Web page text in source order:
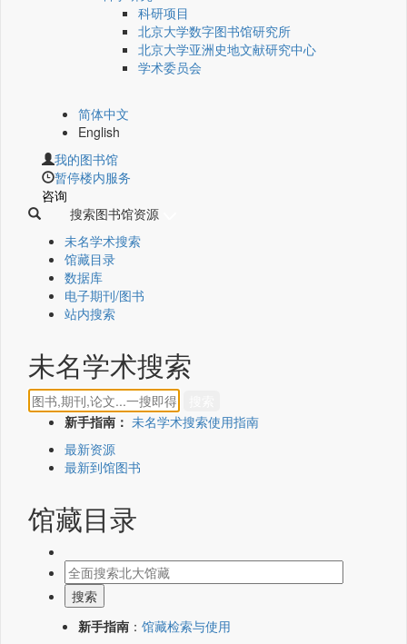
科研项目
北京大学数字图书馆研究所
北京大学亚洲史地文献研究中心
学术委员会
简体中文
English
我的图书馆
暂停楼内服务
咨询
搜索图书馆资源
未名学术搜索
馆藏目录
数据库
电子期刊/图书
站内搜索
未名学术搜索
新手指南： 未名学术搜索使用指南
最新资源
最新到馆图书
馆藏目录
新手指南 ： 馆藏检索与使用